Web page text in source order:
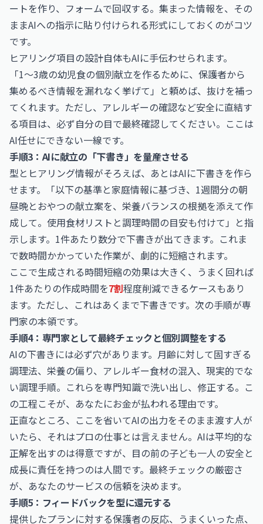
ートを作り、フォームで回収する。集まった情報を、その
ままAIへの指示に貼り付けられる形式にしておくのがコツ
です。
ヒアリング項目の設計自体もAIに手伝わせられます。
「1〜3歳の幼児食の個別献立を作るために、保護者から
集めるべき情報を漏れなく挙げて」と頼めば、抜けを補っ
てくれます。ただし、アレルギーの確認など安全に直結す
る項目は、必ず自分の目で最終確認してください。ここは
AI任せにできない一線です。
手順3：AIに献立の「下書き」を量産させる
型とヒアリング情報がそろえば、あとはAIに下書きを作ら
せます。「以下の基準と家庭情報に基づき、1週間分の朝
昼晩とおやつの献立案を、栄養バランスの根拠を添えて作
成して。使用食材リストと調理時間の目安も付けて」と指
示します。1件あたり数分で下書きが出てきます。これま
で数時間かかっていた作業が、劇的に短縮されます。
ここで生成される時間短縮の効果は大きく、うまく回れば
1件あたりの作成時間を7割程度削減できるケースもあり
ます。ただし、これはあくまで下書きです。次の手順が専
門家の本領です。
手順4：専門家として最終チェックと個別調整をする
AIの下書きには必ず穴があります。月齢に対して固すぎる
調理法、栄養の偏り、アレルギー食材の混入、現実的でな
い調理手順。これらを専門知識で洗い出し、修正する。こ
の工程こそが、あなたにお金が払われる理由です。
正直なところ、ここを省いてAIの出力をそのまま渡す人が
いたら、それはプロの仕事とは言えません。AIは平均的な
正解を出すのは得意ですが、目の前の子ども一人の安全と
成長に責任を持つのは人間です。最終チェックの厳密さ
が、あなたのサービスの信頼を決めます。
手順5：フィードバックを型に還元する
提供したプランに対する保護者の反応、うまくいった点、